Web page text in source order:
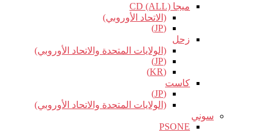
ميجا CD (ALL)
(الاتحاد الأوروبي)
(JP)
زحل
(الولايات المتحدة والاتحاد الأوروبي)
(JP)
(KR)
كاست
(JP)
(الولايات المتحدة والاتحاد الأوروبي)
سوني
PSONE